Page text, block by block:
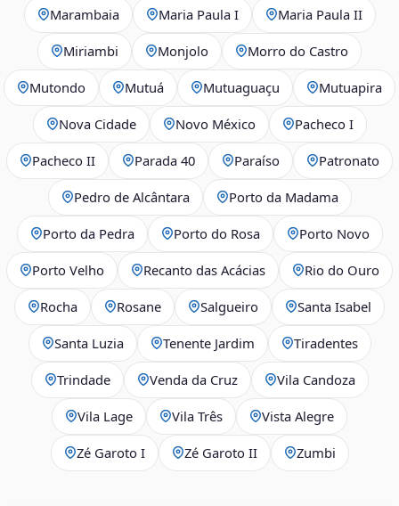
Marambaia Maria Paula I Maria Paula II
Miriambi Monjolo Morro do Castro
Mutondo Mutuá Mutuaguaçu Mutuapira
Nova Cidade Novo México Pacheco I
Pacheco II Parada 40 Paraíso Patronato
Pedro de Alcântara Porto da Madama
Porto da Pedra Porto do Rosa Porto Novo
Porto Velho Recanto das Acácias Rio do Ouro
Rocha Rosane Salgueiro Santa Isabel
Santa Luzia Tenente Jardim Tiradentes
Trindade Venda da Cruz Vila Candoza
Vila Lage Vila Três Vista Alegre
Zé Garoto I Zé Garoto II Zumbi